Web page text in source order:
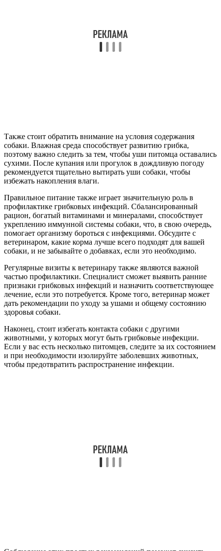
Также стоит обратить внимание на условия содержания
собаки. Влажная среда способствует развитию грибка,
поэтому важно следить за тем, чтобы уши питомца оставались
сухими. После купания или прогулок в дождливую погоду
рекомендуется тщательно вытирать уши собаки, чтобы
избежать накопления влаги.
Правильное питание также играет значительную роль в
профилактике грибковых инфекций. Сбалансированный
рацион, богатый витаминами и минералами, способствует
укреплению иммунной системы собаки, что, в свою очередь,
помогает организму бороться с инфекциями. Обсудите с
ветеринаром, какие корма лучше всего подходят для вашей
собаки, и не забывайте о добавках, если это необходимо.
Регулярные визиты к ветеринару также являются важной
частью профилактики. Специалист сможет выявить ранние
признаки грибковых инфекций и назначить соответствующее
лечение, если это потребуется. Кроме того, ветеринар может
дать рекомендации по уходу за ушами и общему состоянию
здоровья собаки.
Наконец, стоит избегать контакта собаки с другими
животными, у которых могут быть грибковые инфекции.
Если у вас есть несколько питомцев, следите за их состоянием
и при необходимости изолируйте заболевших животных,
чтобы предотвратить распространение инфекции.